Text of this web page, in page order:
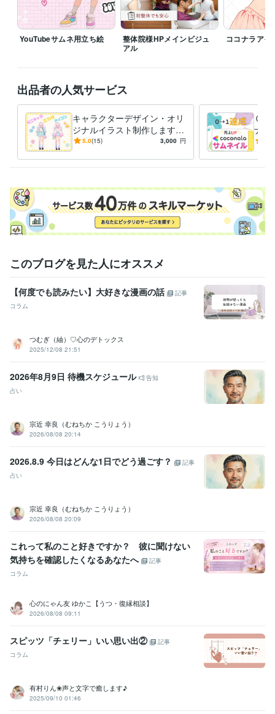
ご依頼検討の際はお気軽にメッセージ又は見積もり・カスタマイズの相
談をするか、
その右下の出品者へ質問よりお問合せください＾＾✨
経験職種
デザイナー / Webデザイナー 経験年数 : 6年
イラストレーター・漫画家 / キャラクターデザイナー 経験年数 : 1年
クリエイター / 動画クリエイター 経験年数 : 2年
受賞歴
ラランク・シルバー
ビジネス・クリエイティブツール
STUDIO:7年 ペライチ:7年Access:4年Excel:10年
Google スプレッドシート:10年PowerPoint:10年Word:10年BASE:2年
Adobe Premiere Pro:2年CapCut:10年Adobe Illustrator:10年
Canva:2年 Adobe XD:7年 CLIP STUDIO PAINT:1年
バナー・ヘッダーデザイン EC商品画
デザイン バナー Web EC
投稿画像
ホームページ
YouTubeサムネ用立ち絵
整体院様HPメインビジュ
アル
ココナラアイ
出品者の人気サービス
キャラクターデザイン・オリ
ジナルイラスト制作します
商用可◎二次利用込み!/アイ
絵
5.0(15) 3,000 円
０→
ナラ
これ
した
このブログを見た人にオススメ
【何度でも読みたい】大好きな漫画の話
記事
コラム
つむぎ（紬）♡心のデトックス
2025/12/08 21:51
2026年8月9日 待機スケジュール
告知
占い
宗近 幸良（むねちか こうりょう）
2026/08/08 20:14
2026.8.9 今日はどんな1日でどう過ごす？
記事
占い
宗近 幸良（むねちか こうりょう）
2026/08/08 20:09
これって私のこと好きですか？ 彼に聞けない
気持ちを確認したくなるあなたへ
記事
コラム
心のにゃん友 ゆかこ【うつ・復縁相談】
2026/08/08 09:11
スピッツ「チェリー」いい思い出②
記事
コラム
有村りん❀声と文字で癒します♪
2025/09/10 01:46